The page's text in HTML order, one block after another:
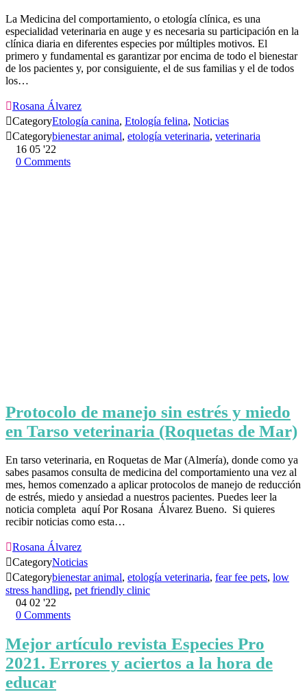
La Medicina del comportamiento, o etología clínica, es una
especialidad veterinaria en auge y es necesaria su participación en la
clínica diaria en diferentes especies por múltiples motivos. El
primero y fundamental es garantizar por encima de todo el bienestar
de los pacientes y, por consiguiente, el de sus familias y el de todos
los…
Rosana Álvarez
CategoryEtología canina, Etología felina, Noticias
Categorybienestar animal, etología veterinaria, veterinaria
16 05 '22
0 Comments
Protocolo de manejo sin estrés y miedo
en Tarso veterinaria (Roquetas de Mar)
En tarso veterinaria, en Roquetas de Mar (Almería), donde como ya
sabes pasamos consulta de medicina del comportamiento una vez al
mes, hemos comenzado a aplicar protocolos de manejo de reducción
de estrés, miedo y ansiedad a nuestros pacientes. Puedes leer la
noticia completa aquí Por Rosana Álvarez Bueno. Si quieres
recibir noticias como esta…
Rosana Álvarez
CategoryNoticias
Categorybienestar animal, etología veterinaria, fear fee pets, low
stress handling, pet friendly clinic
04 02 '22
0 Comments
Mejor artículo revista Especies Pro
2021. Errores y aciertos a la hora de
educar